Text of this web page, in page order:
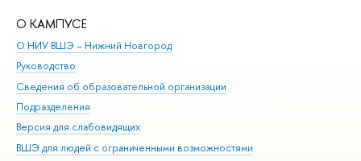
О КАМПУСЕ
О НИУ ВШЭ – Нижний Новгород
Руководство
Сведения об образовательной организации
Подразделения
Версия для слабовидящих
ВШЭ для людей с ограниченными возможностями